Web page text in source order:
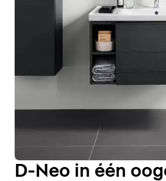
D-Neo in één